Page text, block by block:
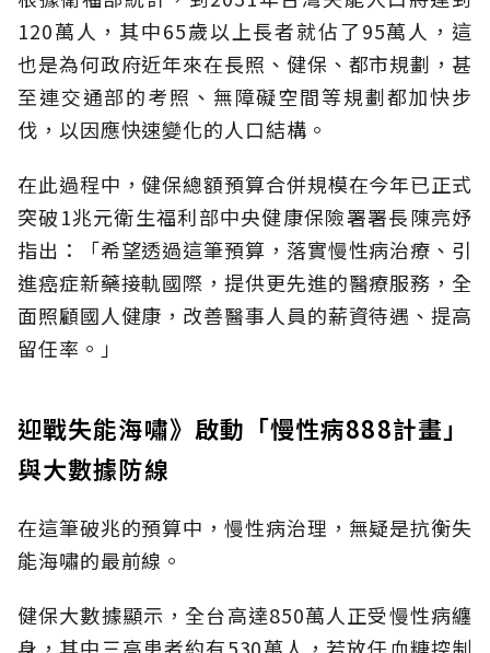
120萬人，其中65歲以上長者就佔了95萬人，這
也是為何政府近年來在長照、健保、都市規劃，甚
至連交通部的考照、無障礙空間等規劃都加快步
伐，以因應快速變化的人口結構。
在此過程中，健保總額預算合併規模在今年已正式
突破1兆元衛生福利部中央健康保險署署長陳亮妤
指出：「希望透過這筆預算，落實慢性病治療、引
進癌症新藥接軌國際，提供更先進的醫療服務，全
面照顧國人健康，改善醫事人員的薪資待遇、提高
留任率。」
迎戰失能海嘯》啟動「慢性病888計畫」
與大數據防線
在這筆破兆的預算中，慢性病治理，無疑是抗衡失
能海嘯的最前線。
健保大數據顯示，全台高達850萬人正受慢性病纏
身，其中三高患者約有530萬人，若放任血糖控制